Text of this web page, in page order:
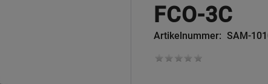
FCO-3C
Artikelnummer SAM-